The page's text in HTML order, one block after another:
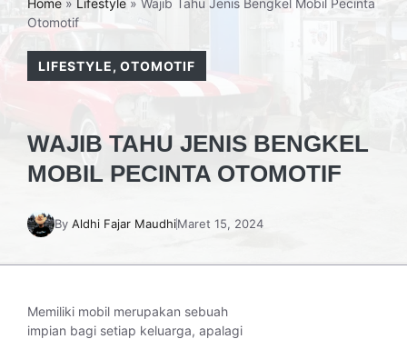
Home » Lifestyle » Wajib Tahu Jenis Bengkel Mobil Pecinta
Otomotif
LIFESTYLE,OTOMOTIF
WAJIB TAHU JENIS BENGKEL
MOBIL PECINTA OTOMOTIF
By Aldhi Fajar MaudhiMaret 15, 2024
Memiliki mobil merupakan sebuah
impian bagi setiap keluarga, apalagi